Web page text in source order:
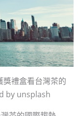
獎禮盒看台灣茶的
by unsplash